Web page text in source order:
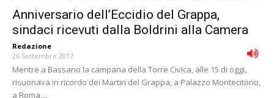
Anniversario dell’Eccidio del Grappa,
sindaci ricevuti dalla Boldrini alla Camera
Redazione -
26 Settembre 2017
Mentre a Bassano la campana della Torre Civica, alle 15 di oggi,
risuonava in ricordo dei Martiri del Grappa, a Palazzo Montecitorio,
a Roma,...